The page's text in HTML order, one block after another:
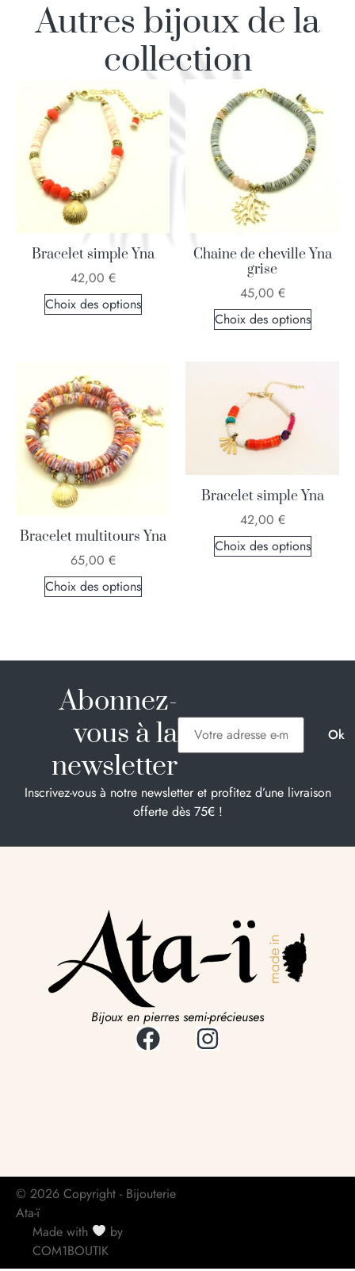
Autres bijoux de la
collection
Bracelet simple Yna
42,00 €
Choix des options
Chaine de cheville Yna
grise
45,00 €
Choix des options
Bracelet multitours Yna
65,00 €
Choix des options
Bracelet simple Yna
42,00 €
Choix des options
Abonnez-
vous à la
newsletter
Inscrivez-vous à notre newsletter et profitez d’une livraison
offerte dès 75€ !
Bijoux en pierres semi-précieuses
© 2026 Copyright - Bijouterie
Ata-ï
Made with
by
COM1BOUTIK